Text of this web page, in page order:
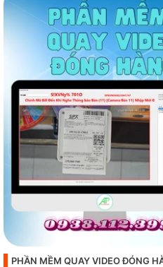
PHẦN MỀM QUAY VIDEO ĐÓNG